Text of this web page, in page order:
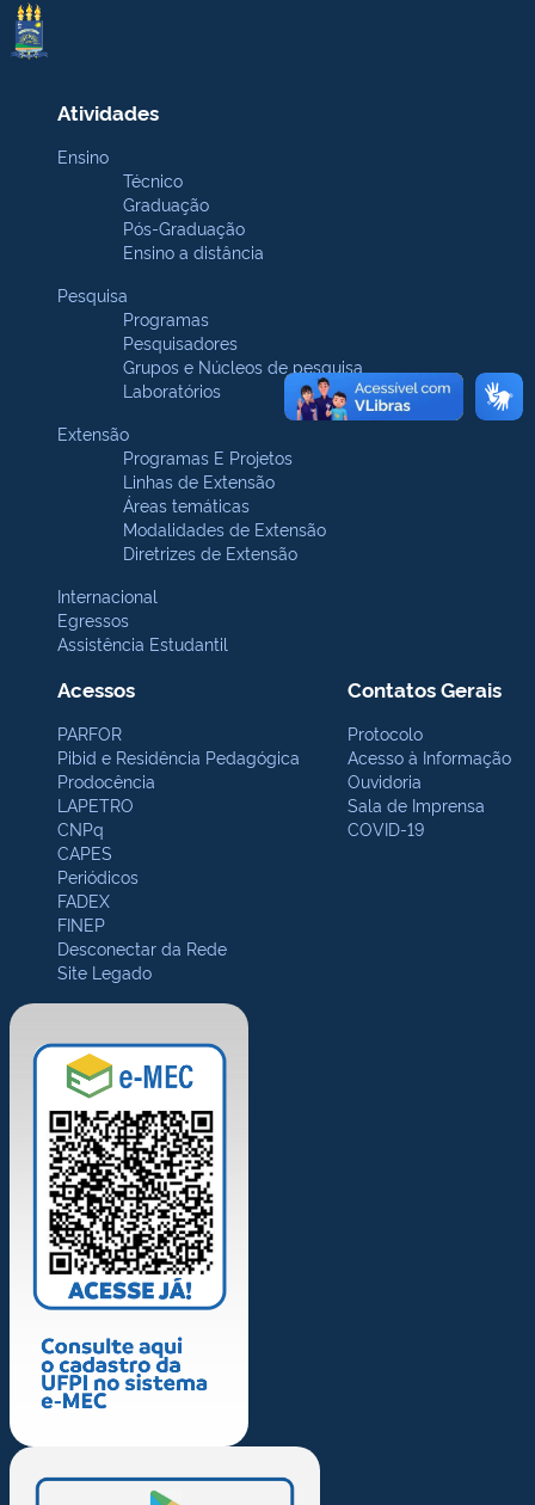
Atividades
Ensino
Técnico
Graduação
Pós-Graduação
Ensino a distância
Pesquisa
Programas
Pesquisadores
Grupos e Núcleos de pesquisa
Laboratórios
Extensão
Programas E Projetos
Linhas de Extensão
Áreas temáticas
Modalidades de Extensão
Diretrizes de Extensão
Internacional
Egressos
Assistência Estudantil
Acessos
PARFOR
Pibid e Residência Pedagógica
Prodocência
LAPETRO
CNPq
CAPES
Periódicos
FADEX
FINEP
Desconectar da Rede
Site Legado
Contatos Gerais
Protocolo
Acesso à Informação
Ouvidoria
Sala de Imprensa
COVID-19